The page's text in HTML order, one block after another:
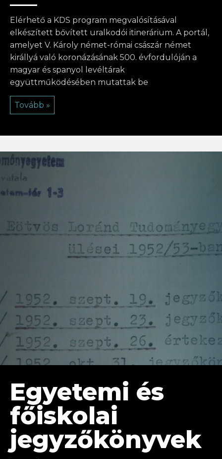
Elérhető a KDS program megvalósításával
elkészített bővített uralkodói itinerárium. A portál,
amelyet V. Károly német-római császár német
királlyá való koronázásának 500. évfordulóján a
magyar és spanyol levéltárak
együttműködésében mutattak be
Tovább »
Egyetemi és
főiskolai
jegyzőkönyvek